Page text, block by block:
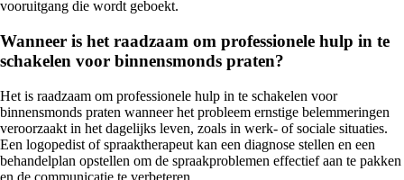
vooruitgang die wordt geboekt.
Wanneer is het raadzaam om professionele hulp in te
schakelen voor binnensmonds praten?
Het is raadzaam om professionele hulp in te schakelen voor
binnensmonds praten wanneer het probleem ernstige belemmeringen
veroorzaakt in het dagelijks leven, zoals in werk- of sociale situaties.
Een logopedist of spraaktherapeut kan een diagnose stellen en een
behandelplan opstellen om de spraakproblemen effectief aan te pakken
en de communicatie te verbeteren.